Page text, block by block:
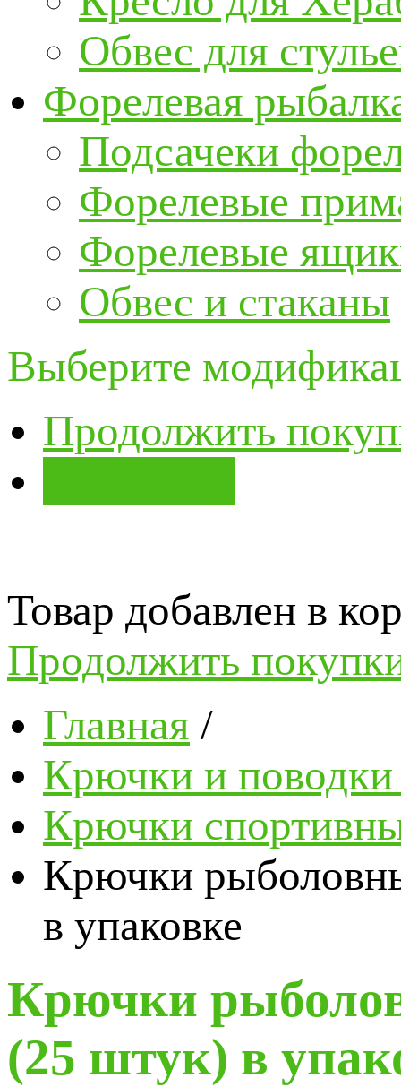
Обвес для
Форелевая
Подсачеки
Форелевые
Форелевые
Обвес и стаканы
Выберите
Продолжить
Товар добавлен в
Продолжить
Главная /
Крючки и
Крючки
Крючки
в упаковке
Крючки
(25 штук) в